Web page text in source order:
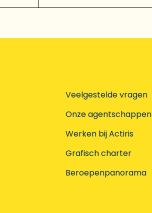
Veelgestelde vragen
Onze agentschappen
Werken bij Actiris
Grafisch charter
Beroepenpanorama